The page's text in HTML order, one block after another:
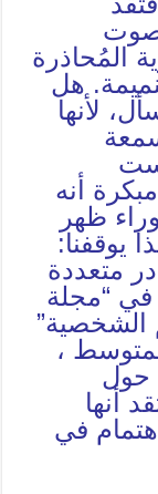
المُحاذرة
هل
لأنها
أنه
ظهر
يوقفنا:
متعددة
نُشر في “مجلة
الشخصية”
،
حول
أنها
في